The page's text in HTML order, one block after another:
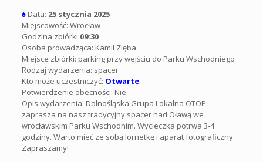
♠Data: 25 stycznia 2025
Miejscowość: Wrocław
Godzina zbiórki 09:30
Osoba prowadząca: Kamil Zięba
Miejsce zbiórki: parking przy wejściu do Parku Wschodniego
Rodzaj wydarzenia: spacer
Kto może uczestniczyć: Otwarte
Potwierdzenie obecności: Nie
Opis wydarzenia: Dolnośląska Grupa Lokalna OTOP
zaprasza na nasz tradycyjny spacer nad Oławą we
wrocławskim Parku Wschodnim. Wycieczka potrwa 3-4
godziny. Warto mieć ze sobą lornetkę i aparat fotograficzny.
Zapraszamy!